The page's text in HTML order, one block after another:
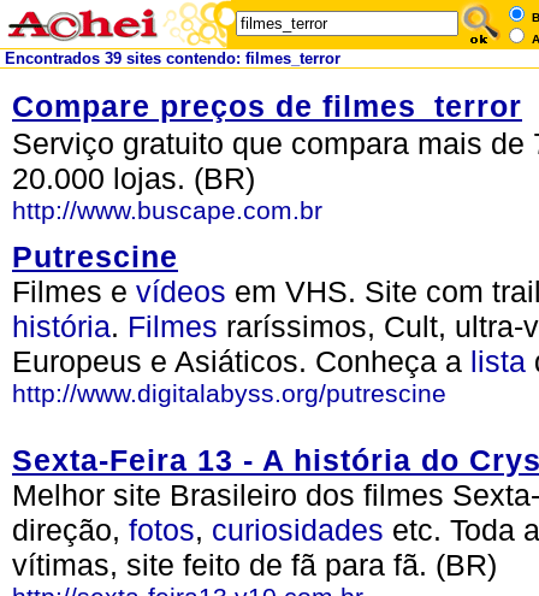
Encontrados 39 sites contendo: filmes_terror
Compare preços de filmes_terror
Serviço gratuito que compara mais
20.000 lojas. (BR)
http://www.buscape.com.br
Putrescine
Filmes e vídeos em VHS. Site com
história. Filmes raríssimos, Cult, ultra-
Europeus e Asiáticos. Conheça a lista
http://www.digitalabyss.org/putrescine
Sexta-Feira 13 - A história do
Melhor site Brasileiro dos filmes
direção, fotos, curiosidades etc. Toda
vítimas, site feito de fã para fã. (BR)